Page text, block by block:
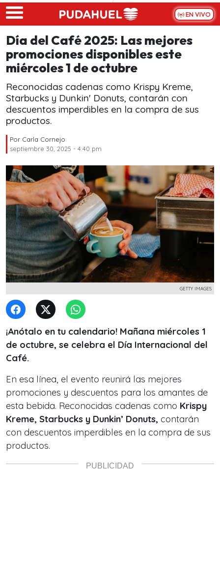
Skip to main content
EN VIVO
Día del Café 2025: Las mejores
promociones disponibles este
miércoles 1 de octubre
Reconocidas cadenas como Krispy Kreme,
Starbucks y Dunkin' Donuts, contarán con
descuentos imperdibles en la compra de sus
productos.
Por Carla Cornejo
septiembre 30, 2025 - 4:40 pm
GETTY IMAGES
¡Anótalo en tu calendario! Mañana miércoles 1
de octubre, se celebra el Día Internacional del
Café.
En esa línea, el evento reunirá las mejores
promociones y descuentos para los amantes de
esta bebida. Reconocidas cadenas como Krispy
Kreme, Starbucks y Dunkin’ Donuts, contarán
con descuentos imperdibles en la compra de sus
productos.